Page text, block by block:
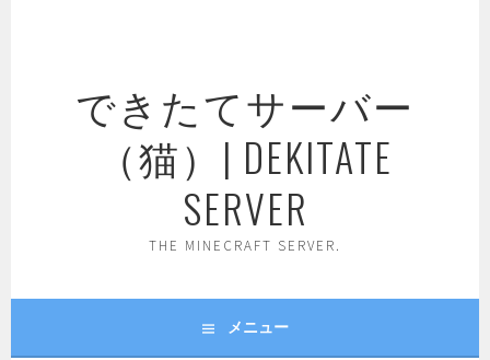
できたてサーバー
（猫）| DEKITATE
SERVER
THE MINECRAFT SERVER.
メニュー